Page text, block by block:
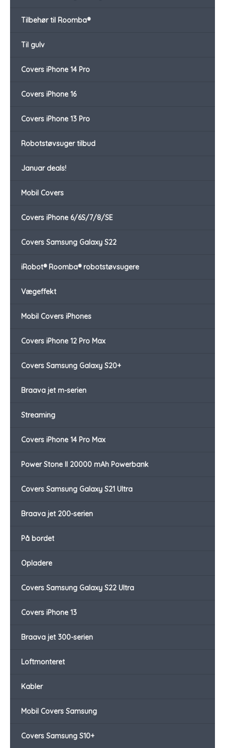
Tilbehør til Roomba®
Til gulv
Covers iPhone 14 Pro
Covers iPhone 16
Covers iPhone 13 Pro
Robotstøvsuger tilbud
Januar deals!
Mobil Covers
Covers iPhone 6/6S/7/8/SE
Covers Samsung Galaxy S22
iRobot® Roomba® robotstøvsugere
Vægeffekt
Mobil Covers iPhones
Covers iPhone 12 Pro Max
Covers Samsung Galaxy S20+
Braava jet m-serien
Streaming
Covers iPhone 14 Pro Max
Power Stone II 20000 mAh Powerbank
Covers Samsung Galaxy S21 Ultra
Braava jet 200-serien
På bordet
Opladere
Covers Samsung Galaxy S22 Ultra
Covers iPhone 13
Braava jet 300-serien
Loftmonteret
Kabler
Mobil Covers Samsung
Covers Samsung S10+